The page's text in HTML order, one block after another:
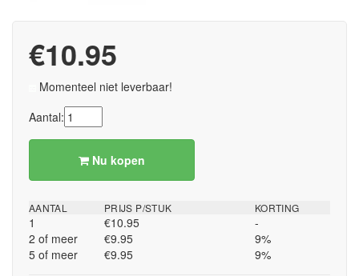
€10.95
Momenteel niet leverbaar!
Aantal:
Nu kopen
AANTAL
1
2 of meer
5 of meer
PRIJS P/STUK
€10.95
€9.95
€9.95
KORTING
-
9%
9%